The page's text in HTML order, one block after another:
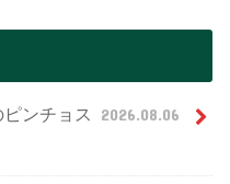
ンチョス 2026.08.06